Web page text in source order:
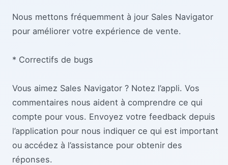
Nous mettons fréquemment à jour Sales Navigator
pour améliorer votre expérience de vente.
* Correctifs de bugs
Vous aimez Sales Navigator ? Notez l’appli. Vos
commentaires nous aident à comprendre ce qui
compte pour vous. Envoyez votre feedback depuis
l’application pour nous indiquer ce qui est important
ou accédez à l’assistance pour obtenir des
réponses.